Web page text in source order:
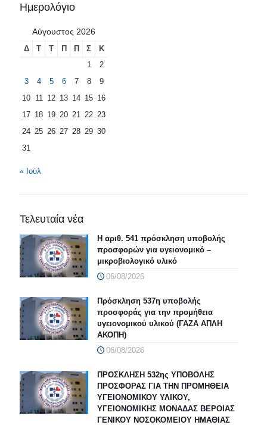
Ημερολόγιο
Αύγουστος 2026
Δ Τ Τ Π Π Σ
Κ
1
2
3
4 5 6 7 8
9
10 11 12 13 14 15 16
17 18 19 20 21 22 23
24 25 26 27 28 29 30
31
« Ιούλ
Τελευταία νέα
Η αριθ. 541 πρόσκληση υποβολής
προσφορών για υγειονομικό –
μικροβιολογικό υλικό
06/08/2026
Πρόσκληση 537η υποβολής
προσφοράς για την προμήθεια
υγειονομικού υλικού (ΓΑΖΑ ΑΠΛΗ
ΑΚΟΠΗ)
06/08/2026
ΠΡΟΣΚΛΗΣΗ 532ης ΥΠΟΒΟΛΗΣ
ΠΡΟΣΦΟΡΑΣ ΓΙΑ ΤΗΝ ΠΡΟΜΗΘΕΙΑ
ΥΓΕΙΟΝΟΜΙΚΟΥ ΥΛΙΚΟΥ,
ΥΓΕΙΟΝΟΜΙΚΗΣ ΜΟΝΑΔΑΣ ΒΕΡΟΙΑΣ
ΓΕΝΙΚΟΥ ΝΟΣΟΚΟΜΕΙΟΥ ΗΜΑΘΙΑΣ